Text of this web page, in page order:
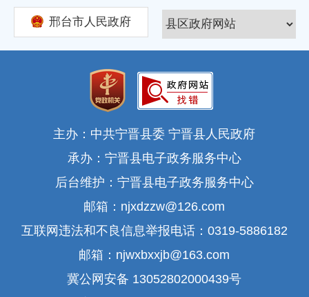
邢台市人民政府
主办：中共宁晋县委 宁晋县人民政府
承办：宁晋县电子政务服务中心
后台维护：宁晋县电子政务服务中心
邮箱：njxdzzw@126.com
互联网违法和不良信息举报电话：0319-5886182
邮箱：njwxbxxjb@163.com
冀公网安备 13052802000439号